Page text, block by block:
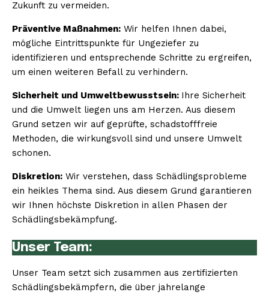
Zukunft zu vermeiden.
Präventive Maßnahmen: Wir helfen Ihnen dabei,
mögliche Eintrittspunkte für Ungeziefer zu
identifizieren und entsprechende Schritte zu ergreifen,
um einen weiteren Befall zu verhindern.
Sicherheit und Umweltbewusstsein: Ihre Sicherheit
und die Umwelt liegen uns am Herzen. Aus diesem
Grund setzen wir auf geprüfte, schadstofffreie
Methoden, die wirkungsvoll sind und unsere Umwelt
schonen.
Diskretion: Wir verstehen, dass Schädlingsprobleme
ein heikles Thema sind. Aus diesem Grund garantieren
wir Ihnen höchste Diskretion in allen Phasen der
Schädlingsbekämpfung.
Unser Team:
Unser Team setzt sich zusammen aus zertifizierten
Schädlingsbekämpfern, die über jahrelange